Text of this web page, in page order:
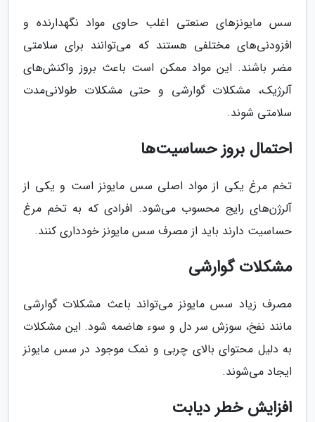
سس مایونزهای صنعتی اغلب حاوی مواد نگهدارنده و
افزودنی‌های مختلفی هستند که می‌توانند برای سلامتی
مضر باشند. این مواد ممکن است باعث بروز واکنش‌های
آلرژیک، مشکلات گوارشی و حتی مشکلات طولانی‌مدت
سلامتی شوند.
احتمال بروز حساسیت‌ها
تخم مرغ یکی از مواد اصلی سس مایونز است و یکی از
آلرژن‌های رایج محسوب می‌شود. افرادی که به تخم مرغ
حساسیت دارند باید از مصرف سس مایونز خودداری کنند.
مشکلات گوارشی
مصرف زیاد سس مایونز می‌تواند باعث مشکلات گوارشی
مانند نفخ، سوزش سر دل و سوء هاضمه شود. این مشکلات
به دلیل محتوای بالای چربی و نمک موجود در سس مایونز
ایجاد می‌شوند.
افزایش خطر دیابت